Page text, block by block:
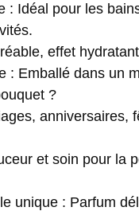
: Idéal pour les
effet
: Emballé dans un
?
anniversaires,
et soin pour la
unique : Parfum